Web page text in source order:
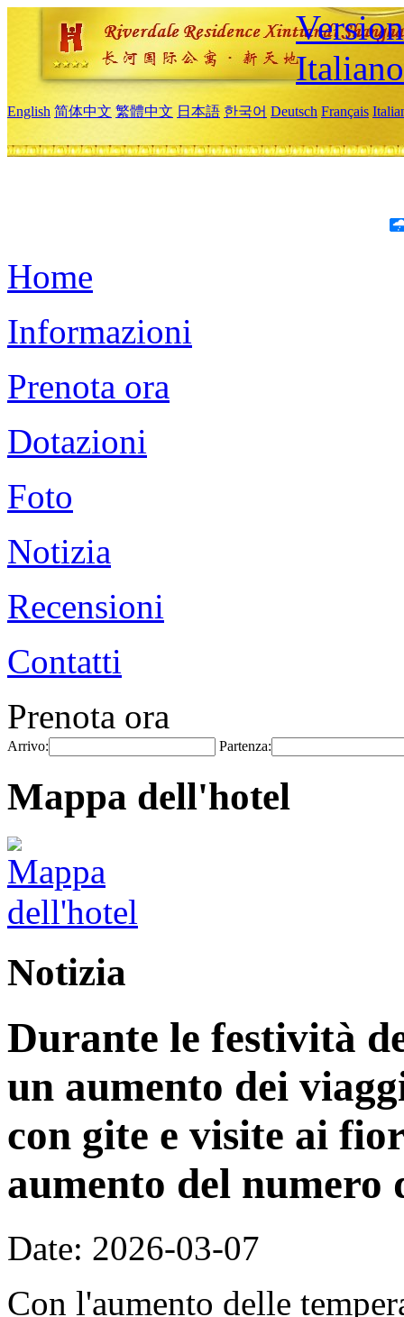
Italiano
English 简体中文 繁體中文 日本語 한국어 Deutsch Français
Home
Informazioni
Prenota ora
Dotazioni
Foto
Notizia
Recensioni
Contatti
Prenota ora
Arrivo: Partenza:
Mappa dell'hotel
Notizia
Durante le festività
un aumento dei
con gite e visite ai
aumento del
Date: 2026-03-07
Con l'aumento delle